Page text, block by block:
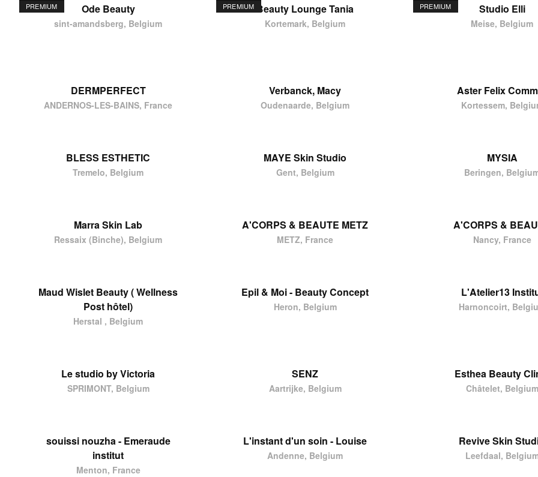
PREMIUM Ode Beauty
sint-amandsberg, Belgium
PREMIUM Beauty Lounge Tania
Kortemark, Belgium
PREMIUM Studio Elli
Meise, Belgium
DERMPERFECT
ANDERNOS-LES-BAINS, France
Verbanck, Macy
Oudenaarde, Belgium
Aster Felix
Kortessem,
BLESS ESTHETIC
Tremelo, Belgium
MAYE Skin Studio
Gent, Belgium
MYSIA
Beringen,
Marra Skin Lab
Ressaix (Binche), Belgium
A'CORPS & BEAUTE METZ
METZ, France
A'CORPS &
Nancy, France
Maud Wislet Beauty ( Wellness
Post hôtel)
Herstal , Belgium
Epil & Moi - Beauty Concept
Heron, Belgium
L'Atelier13
Harnoncoirt,
Le studio by Victoria
SPRIMONT, Belgium
SENZ
Aartrijke, Belgium
Esthea Beauty
Châtelet, Belgium
souissi nouzha - Emeraude
institut
Menton, France
L'instant d'un soin - Louise
Andenne, Belgium
Revive Skin
Leefdaal,